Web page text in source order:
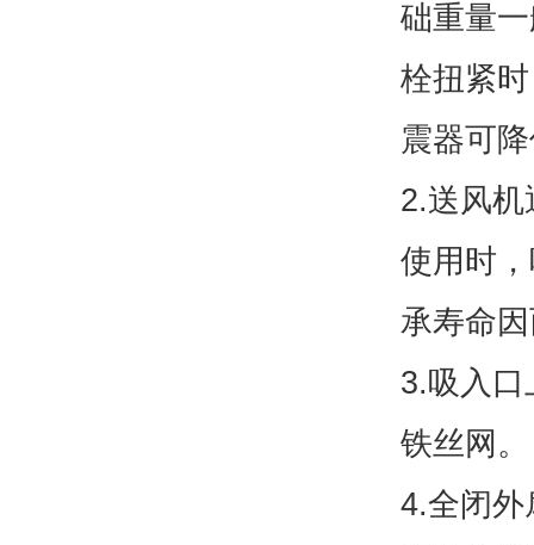
础重量
栓扭紧
震器可
2.送风
使用时
承寿命
3.吸入
铁丝网。
4.全闭外